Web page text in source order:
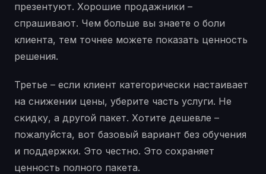
презентуют. Хорошие продажники –
спрашивают. Чем больше вы знаете о боли
клиента, тем точнее можете показать ценность
решения.
Третье – если клиент категорически настаивает
на снижении цены, уберите часть услуги. Не
скидку, а другой пакет. Хотите дешевле –
пожалуйста, вот базовый вариант без обучения
и поддержки. Это честно. Это сохраняет
ценность полного пакета.